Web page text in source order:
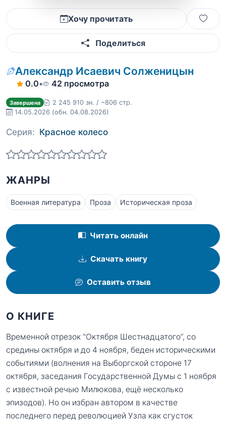
Хочу прочитать
Поделиться
Александр Исаевич Солженицын
0.0• 42 просмотра
Завершена
2 245 910 зн. / ~806 стр.
14.05.2026 (обн. 04.08.2026)
Серия: Красное колесо
ЖАНРЫ
Военная литература Проза Историческая проза
Читать онлайн
Скачать книгу
Оставить отзыв
О КНИГЕ
Временной отрезок "Октября Шестнадцатого”, со
средины октября и до 4 ноября, беден историческими
событиями (волнения на Выборгской стороне 17
октября, заседания Государственной Думы с 1 ноября
с известной речью Милюкова, ещё несколько
эпизодов). Но он избран автором в качестве
последнего перед революцией Узла как сгусток